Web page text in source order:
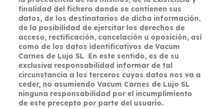
finalidad del fichero donde se contienen sus
datos, de los destinatarios de dicha información,
de la posibilidad de ejercitar los derechos de
acceso, rectificación, cancelación u oposición, así
como de los datos identificativos de Vacum
Carnes de Lujo SL En este sentido, es de su
exclusiva responsabilidad informar de tal
circunstancia a los terceros cuyos datos nos va a
ceder, no asumiendo Vacum Carnes de Lujo SL
ninguna responsabilidad por el incumplimiento
de este precepto por parte del usuario.